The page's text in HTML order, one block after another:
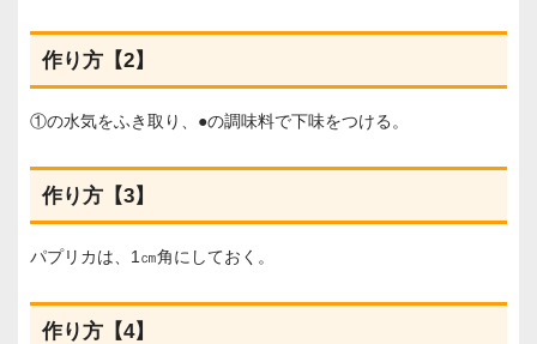
作り方【2】
①の水気をふき取り、●の調味料で下味をつける。
作り方【3】
パプリカは、1㎝角にしておく。
作り方【4】